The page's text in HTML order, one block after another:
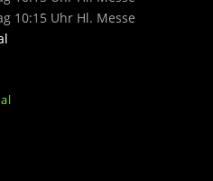
10:15 Uhr Hl. Messe